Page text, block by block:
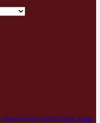
dijual kavling tanah bogor dijual